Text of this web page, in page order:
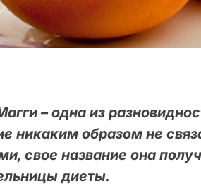
– одна из
никаким образом не
свое название она
диеты.